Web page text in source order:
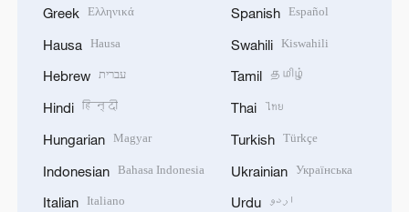
Greek Ελληνικά
Hausa Hausa
Hebrew עברית
Hindi हिन्दी
Hungarian Magyar
Indonesian Bahasa Indonesia
Italian Italiano
Spanish Español
Swahili Kiswahili
Tamil தமிழ்
Thai ไทย
Turkish Türkçe
Ukrainian Українська
Urdu اردو